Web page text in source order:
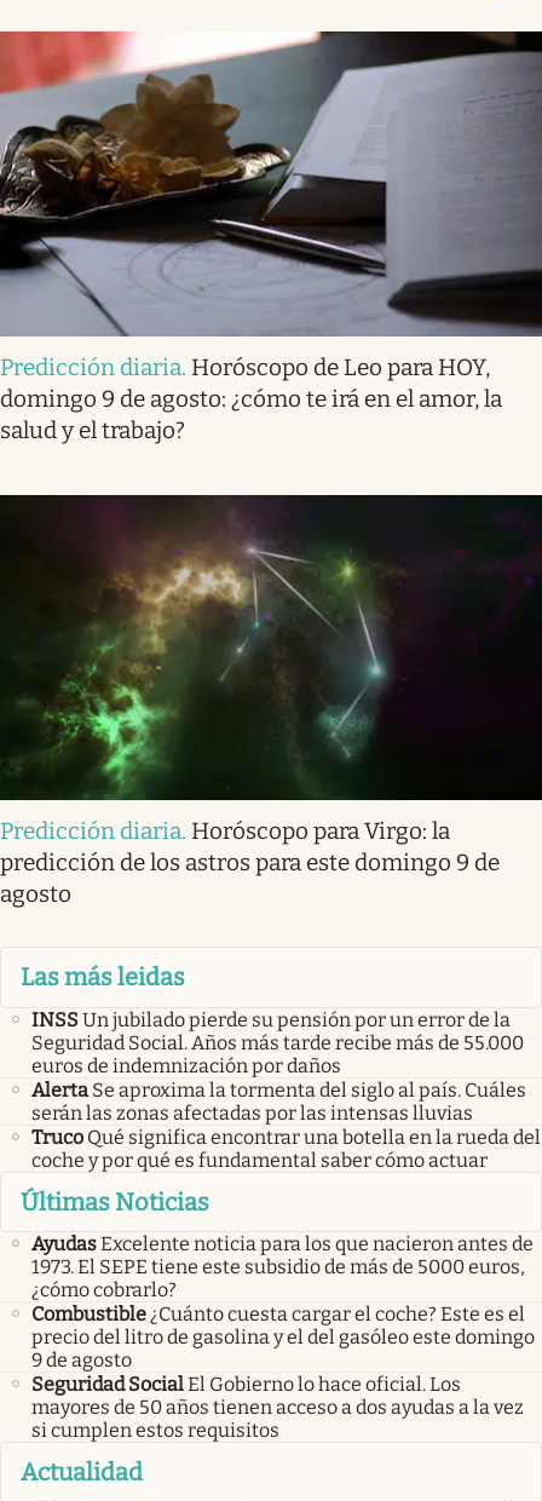
Predicción diaria. Horóscopo de Leo para HOY,
domingo 9 de agosto: ¿cómo te irá en el amor, la
salud y el trabajo?
Predicción diaria. Horóscopo para Virgo: la
predicción de los astros para este domingo 9 de
agosto
Las más leidas
INSSUn jubilado pierde su pensión por un error de la
Seguridad Social. Años más tarde recibe más de 55.000
euros de indemnización por daños
Alerta Se aproxima la tormenta del siglo al país. Cuáles
serán las zonas afectadas por las intensas lluvias
Truco Qué significa encontrar una botella en la rueda del
coche y por qué es fundamental saber cómo actuar
Últimas Noticias
AyudasExcelente noticia para los que nacieron antes de
1973. El SEPE tiene este subsidio de más de 5000 euros,
¿cómo cobrarlo?
Combustible¿Cuánto cuesta cargar el coche? Este es el
precio del litro de gasolina y el del gasóleo este domingo
9 de agosto
Seguridad SocialEl Gobierno lo hace oficial. Los
mayores de 50 años tienen acceso a dos ayudas a la vez
si cumplen estos requisitos
Actualidad